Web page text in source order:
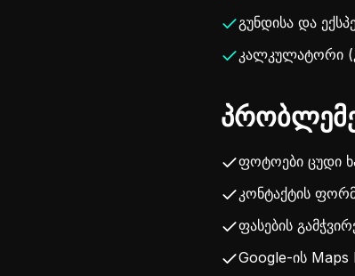
გუნდისა და
კალკულატორი
ფოტოები ცუდი
კონტაქტის
ფასების
Google-ის